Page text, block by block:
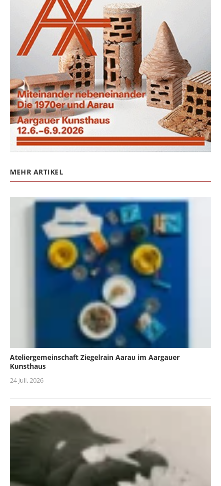
MEHR ARTIKEL
Ateliergemeinschaft Ziegelrain Aarau im Aargauer
Kunsthaus
24 Juli, 2026